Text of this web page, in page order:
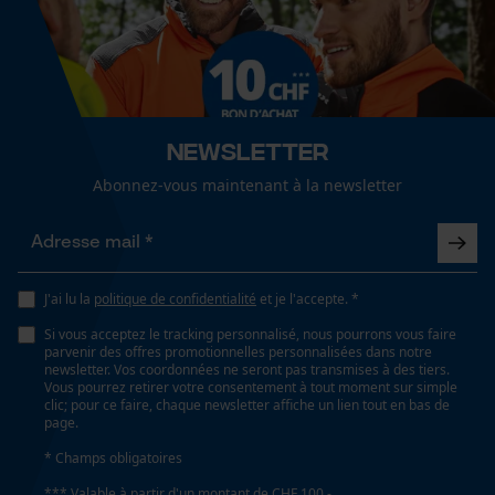
Sexe
unisexe
couleur unie
Regular Fit
Visibilité
Newsletter
Abonnez-vous maintenant à la newsletter
J'ai lu la politique de confidentialité et je l'accepte. *
Si vous acceptez le tracking personnalisé, nous pourrons vous faire
parvenir des offres promotionnelles personnalisées dans notre
newsletter. Vos coordonnées ne seront pas transmises à des tiers.
Vous pourrez retirer votre consentement à tout moment sur simple
clic; pour ce faire, chaque newsletter affiche un lien tout en bas de
page.
* Champs obligatoires
Cookies de performance et de
fonctionnalité
Loop54 Personalization
Page d'accueil personnalisée
utilisateurs
Vidéos YouTube
Google Maps
Prise de contact par chat